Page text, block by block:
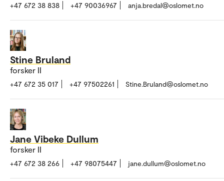
+47 672 38 838 +47 90036967 anja.bredal@oslomet.no
Stine Bruland
forsker II
+47 672 35 017 +47 97502261 Stine.Bruland@oslomet.no
Jane Vibeke Dullum
forsker II
+47 672 38 266 +47 98075447 jane.dullum@oslomet.no